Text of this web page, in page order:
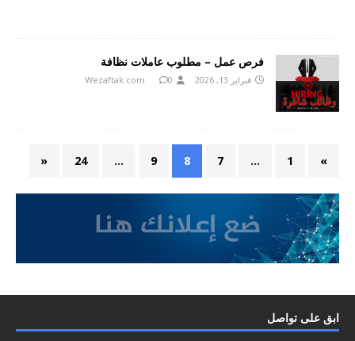
فرص عمل – مطلوب عاملات نظافة
فبراير 13, 2026 Wezaftak.com 0
»
1
…
7
8
9
…
24
«
ابق على تواصل